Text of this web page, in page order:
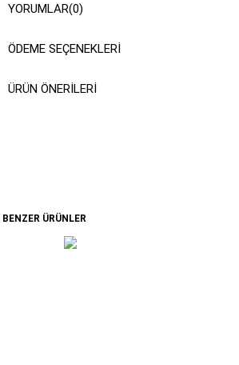
talimatına ulaşabilirsiniz.
YORUMLAR(0)
ÖDEME SEÇENEKLERI
ÜRÜN ÖNERILERI
BENZER ÜRÜNLER